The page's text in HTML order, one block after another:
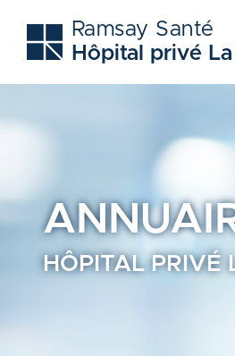
Ramsay Santé
Hôpital privé
HÔPITAL PRIVÉ